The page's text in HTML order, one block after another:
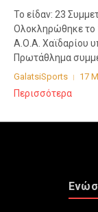
Το είδαν: 23
Ολοκληρώθηκε το
Α.Ο.Α. Χαϊδαρίου
Πρωτάθλημα
GalatsiSports 17
Περισσότερα